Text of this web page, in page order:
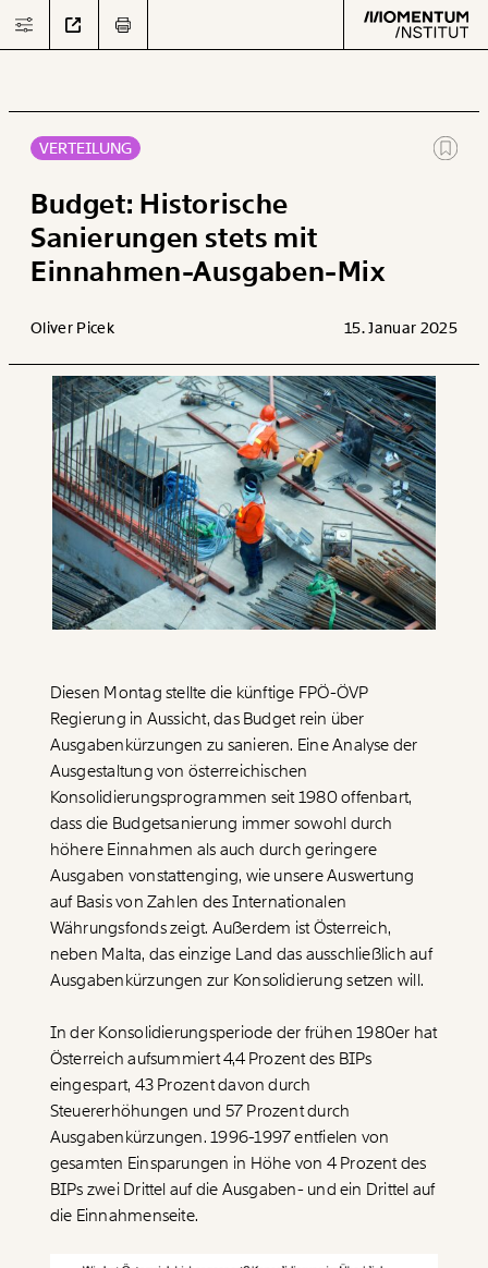
Arbeit
Verteilung
Klima
Datensätze
Paper der Woche
Projekte
Kürzungslandkarte
Erbschaftssteuer-Rechner
Koalitions-Kompass
Care-Rechner
Befristungs-Monitor
Pflegerechner
Parlagram
Über uns
Team
Jahresberichte
Pressebereich
Jobs & Fellowships
Text second
VERTEILUNG
Budget: Historische
Sanierungen stets mit
Einnahmen-Ausgaben-Mix
Oliver Picek 15. Januar 2025
Diesen Montag stellte die künftige FPÖ-ÖVP
Regierung in Aussicht, das Budget rein über
Ausgabenkürzungen zu sanieren. Eine Analyse der
Ausgestaltung von österreichischen
Konsolidierungsprogrammen seit 1980 offenbart,
dass die Budgetsanierung immer sowohl durch
höhere Einnahmen als auch durch geringere
Ausgaben vonstattenging, wie unsere Auswertung
auf Basis von Zahlen des Internationalen
Währungsfonds zeigt. Außerdem ist Österreich,
neben Malta, das einzige Land das ausschließlich auf
Ausgabenkürzungen zur Konsolidierung setzen will.
In der Konsolidierungsperiode der frühen 1980er hat
Österreich aufsummiert 4,4 Prozent des BIPs
eingespart, 43 Prozent davon durch
Steuererhöhungen und 57 Prozent durch
Ausgabenkürzungen. 1996-1997 entfielen von
gesamten Einsparungen in Höhe von 4 Prozent des
BIPs zwei Drittel auf die Ausgaben- und ein Drittel auf
die Einnahmenseite.